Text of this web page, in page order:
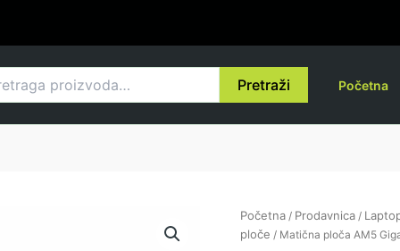
Pretraži Početna
Početna/ Prodavnica/
ploče / Matična ploča AM5
Matična
ploča